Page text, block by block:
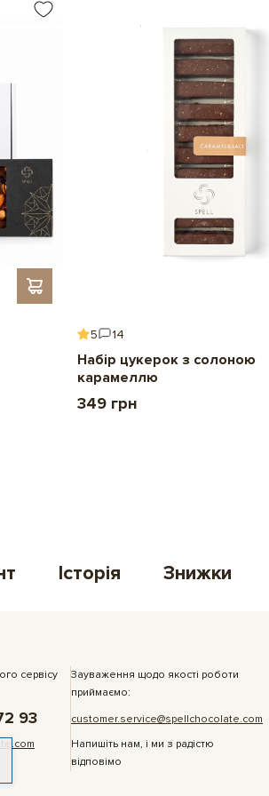
Друк фото на
Зробіть свій
Додайте до
Ми надрукуємо
зробити
Самовивіз - вул. Велика
Детальніше
Безготівковий
5 14
Набір цукерок з солоною
карамеллю
349 грн
Історія Знижки
сервісу
93
Зауваження щодо якості роботи
приймаємо:
customer.service@spellchocolate.com
Напишіть нам, і ми з радістю
відповімо